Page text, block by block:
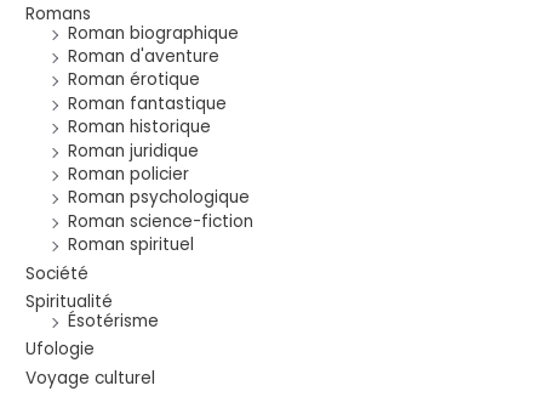
Romans
Roman biographique
Roman d'aventure
Roman érotique
Roman fantastique
Roman historique
Roman juridique
Roman policier
Roman psychologique
Roman science-fiction
Roman spirituel
Société
Spiritualité
Ésotérisme
Ufologie
Voyage culturel